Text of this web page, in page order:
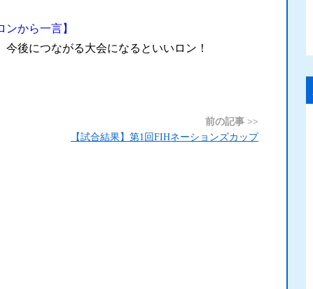
ンから一言】
後につながる大会になるといいロン！
前の記事 >>
【試合結果】第1回FIHネーションズカップ